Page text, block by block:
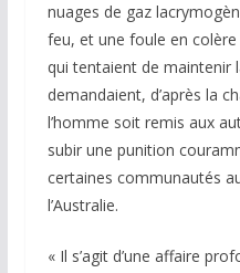
nuages de gaz
feu, et une foule en
qui tentaient de maintenir
demandaient, d’après la
l’homme soit remis aux
subir une punition
certaines communautés
l’Australie.
« Il s’agit d’une affaire